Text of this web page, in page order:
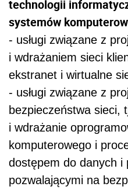
technologii
systemów
- usługi związane z
i wdrażaniem sieci
ekstranet i wirtualne
- usługi związane z
bezpieczeństwa sieci,
i wdrażanie
komputerowego i
dostępem do danych i
pozwalającymi na